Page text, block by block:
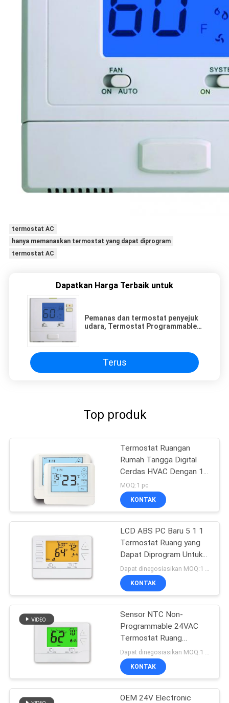
termostat AC
hanya memanaskan termostat yang dapat diprogram
termostat AC
Dapatkan Harga Terbaik untuk
Pemanas dan termostat penyejuk
udara, Termostat Programmable
Terus
Top produk
Termostat Ruangan
Rumah Tangga Digital
Cerdas HVAC Dengan 1
Heat / 1 Cool Stage
MOQ:1 pc
KONTAK
LCD ABS PC Baru 5 1 1
Termostat Ruang yang
Dapat Diprogram Untuk
Sistem HVAC
Dapat dinegosiasikan MOQ:1 sampel / bisa dinegosiasikan
KONTAK
Sensor NTC Non-
Programmable 24VAC
Termostat Ruang
Elektronik
KONTAK
OEM 24V Electronic